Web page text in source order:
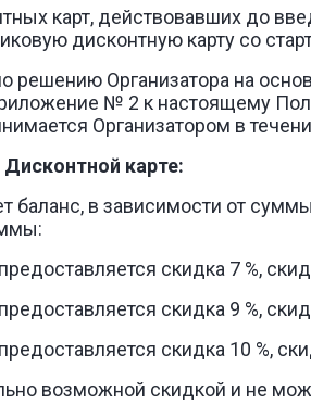
карт, действовавших до
дисконтную карту со
решению Организатора на
№ 2 к настоящему
Организатором в
карте:
баланс, в зависимости от
скидка 7 %,
скидка 9 %,
скидка 10 %,
возможной скидкой и не